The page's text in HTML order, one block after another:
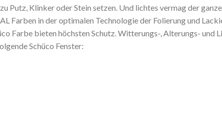
Putz, Klinker oder Stein setzen. Und lichtes vermag der
Farben in der optimalen Technologie der Folierung und
Farbe bieten höchsten Schutz. Witterungs-, Alterungs- und
Schüco Fenster: